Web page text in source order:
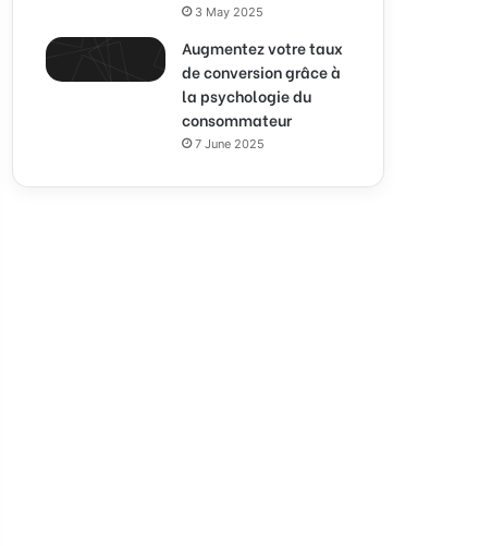
3 May 2025
Augmentez votre taux
de conversion grâce à
la psychologie du
consommateur
7 June 2025